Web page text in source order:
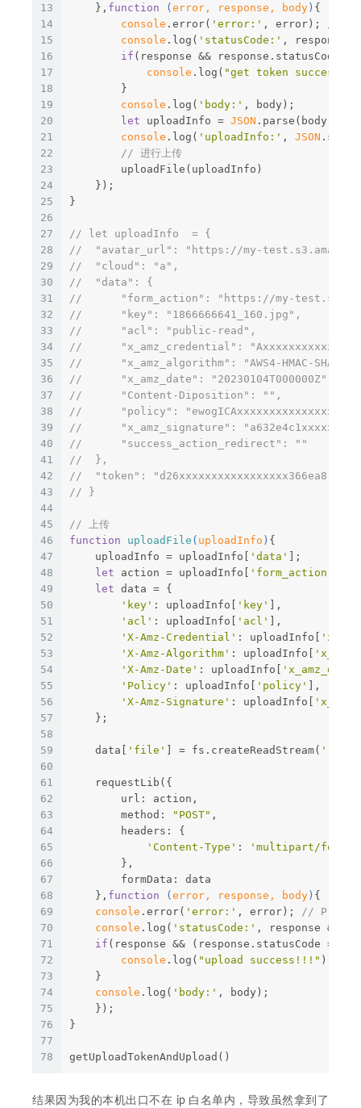
13
14
15
16
17
18
19
20
21
22
23
24
25
26
27
28
29
30
31
32
33
34
35
36
37
38
39
40
41
42
43
44
45
46
47
48
49
50
51
52
53
54
55
56
57
58
59
60
61
62
63
64
65
66
67
68
69
70
71
72
73
74
75
76
77
78
    },
function ( error, response, body ) {
console .error( 'error:' , error);
console .log( 'statusCode:' , response
if (response && response.statusCode
console .log( "get token
        }
console .log( 'body:' , body);
let uploadInfo = JSON
console .log( 'uploadInfo:' , JSON
// 进行上传
        uploadFile(uploadInfo)
    });
}
// let uploadInfo  = {
//  "avatar_url": "https://my-
//  "cloud": "a",
//  "data": {
//      "form_action": "https://my-
//      "key": "1866666641_160.jpg",
//      "acl": "public-read",
//      "x_amz_credential":
//      "x_amz_algorithm": "AWS4-HMAC-
//      "x_amz_date": "20230104T000000Z",
//      "Content-Diposition": "",
//      "policy":
//      "x_amz_signature":
//      "success_action_redirect": ""
//  },
//  "token": "d26xxxxxxxxxxxxxxxxx366ea8"
// }
// 上传
function
uploadFile ( uploadInfo ) {
    uploadInfo = uploadInfo[
'data'
];
let action = uploadInfo[ 'form_action'
let data = {
'key' : uploadInfo[ 'key'
],
'acl' : uploadInfo[ 'acl'
],
'X-Amz-Credential' : uploadInfo[
'X-Amz-Algorithm' : uploadInfo[
'X-Amz-Date' : uploadInfo[ 'x_amz_date'
'Policy' : uploadInfo[ 'policy'
],
'X-Amz-Signature' : uploadInfo[
    };
    data[
'file' ] = fs.createReadStream( './'
    requestLib({
        url: action,
        method:
"POST" ,
        headers: {
'Content-Type' :
'multipart/form-
        },
        formData: data
    },
function ( error, response, body ) {
console .error( 'error:' , error);
// Print
console .log( 'statusCode:' , response &&
if (response && (response.statusCode ==
console .log( "upload success!!!" )
    }
console .log( 'body:' , body);
    });
}
getUploadTokenAndUpload()
结果因为我的本机出口不在 ip 白名单内，导致虽然拿到了